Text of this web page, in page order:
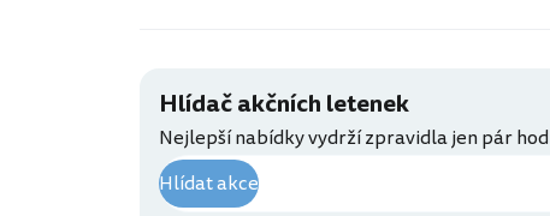
Hlídač akčních letenek
Nejlepší nabídky vydrží zpravidla jen pár
Hlídat akce